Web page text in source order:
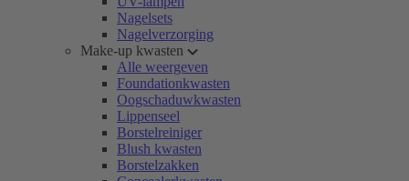
Nagelsets
Nagelverzorging
Make-up kwasten
Alle weergeven
Foundationkwasten
Oogschaduwkwasten
Lippenseel
Borstelreiniger
Blush kwasten
Borstelzakken